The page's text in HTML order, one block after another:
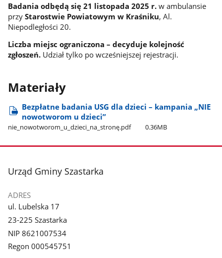
Badania odbędą się 21 listopada 2025 r.w ambulansie
przy Starostwie Powiatowym w Kraśniku, Al.
Niepodległości 20.
Liczba miejsc ograniczona – decyduje kolejność
zgłoszeń.Udział tylko po wcześniejszej rejestracji.
Materiały
Bezpłatne badania USG dla dzieci – kampania „NIE
nowotworom u dzieci”
nie​_nowotworom​_u​_dzieci​_na​_stronę.pdf 0.36MB
stopka
Urząd Gminy Szastarka
ADRES
ul. Lubelska 17
23-225 Szastarka
NIP 8621007534
Regon 000545751